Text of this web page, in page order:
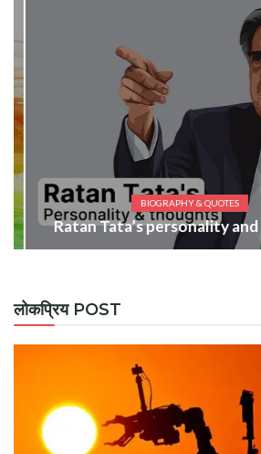
BIOGRAPHY & QUOTES
Ratan Tata’s personality and
लोकप्रिय POST